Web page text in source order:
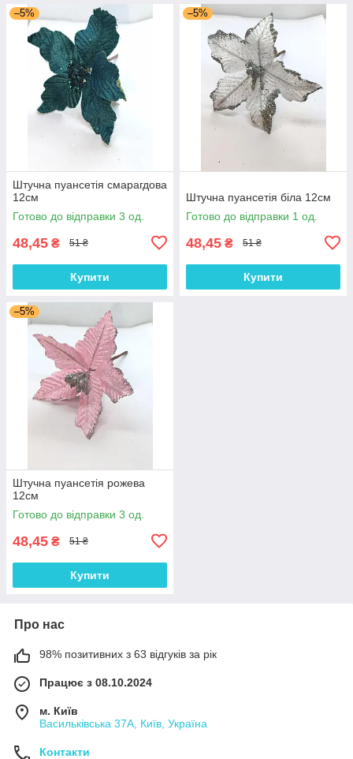
–5%
Штучна пуансетія смарагдова
12см
Готово до відправки 3 од.
48,45 ₴ 51 ₴
Купити
–5%
Штучна пуансетія біла 12см
Готово до відправки 1 од.
48,45 ₴ 51 ₴
Купити
–5%
Штучна пуансетія рожева
12см
Готово до відправки 3 од.
48,45 ₴ 51 ₴
Купити
Про нас
98% позитивних з 63 відгуків за рік
Працює з 08.10.2024
м. Київ
Васильківська 37А, Київ, Україна
Контакти